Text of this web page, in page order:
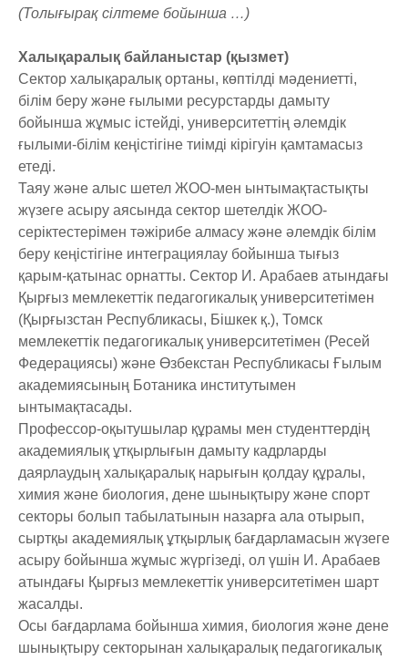
(Толығырақ сілтеме бойынша …)
Халықаралық байланыстар (қызмет)
Сектор халықаралық ортаны, көптілді мәдениетті,
білім беру және ғылыми ресурстарды дамыту
бойынша жұмыс істейді, университеттің әлемдік
ғылыми-білім кеңістігіне тиімді кірігуін қамтамасыз
етеді.
Таяу және алыс шетел ЖОО-мен ынтымақтастықты
жүзеге асыру аясында сектор шетелдік ЖОО-
серіктестерімен тәжірибе алмасу және әлемдік білім
беру кеңістігіне интеграциялау бойынша тығыз
қарым-қатынас орнатты. Сектор И. Арабаев атындағы
Қырғыз мемлекеттік педагогикалық университетімен
(Қырғызстан Республикасы, Бішкек қ.), Томск
мемлекеттік педагогикалық университетімен (Ресей
Федерациясы) және Өзбекстан Республикасы Ғылым
академиясының Ботаника институтымен
ынтымақтасады.
Профессор-оқытушылар құрамы мен студенттердің
академиялық ұтқырлығын дамыту кадрларды
даярлаудың халықаралық нарығын қолдау құралы,
химия және биология, дене шынықтыру және спорт
секторы болып табылатынын назарға ала отырып,
сыртқы академиялық ұтқырлық бағдарламасын жүзеге
асыру бойынша жұмыс жүргізеді, ол үшін И. Арабаев
атындағы Қырғыз мемлекеттік университетімен шарт
жасалды.
Осы бағдарлама бойынша химия, биология және дене
шынықтыру секторынан халықаралық педагогикалық